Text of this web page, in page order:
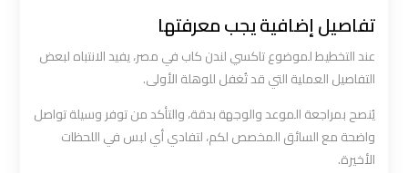
تفاصيل إضافية يجب معرفتها
عند التخطيط لموضوع تاكسي لندن كاب في مصر، يفيد الانتباه لبعض
التفاصيل العملية التي قد تُغفل للوهلة الأولى.
يُنصح بمراجعة الموعد والوجهة بدقة، والتأكد من توفر وسيلة تواصل
واضحة مع السائق المخصص لكم، لتفادي أي لبس في اللحظات
الأخيرة.
ليموزين
القاهرة
الساخن